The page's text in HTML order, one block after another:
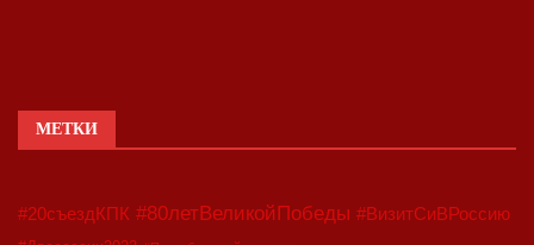
МЕТКИ
#20съездКПК #80летВеликойПобеды #ВизитСиВРоссию